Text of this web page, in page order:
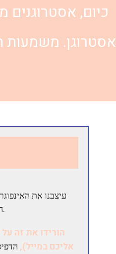
כיום,
אסטרוגן. משמעות
עיצבנו את
המאכלים הטובים ביותר לאי-איזון הורמונלי.
הורידו את זה
אליכם במייל),